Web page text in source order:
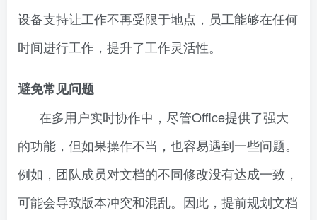
设备支持让工作不再受限于地点，员工能够在任何
时间进行工作，提升了工作灵活性。
避免常见问题
在多用户实时协作中，尽管Office提供了强大
的功能，但如果操作不当，也容易遇到一些问题。
例如，团队成员对文档的不同修改没有达成一致，
可能会导致版本冲突和混乱。因此，提前规划文档